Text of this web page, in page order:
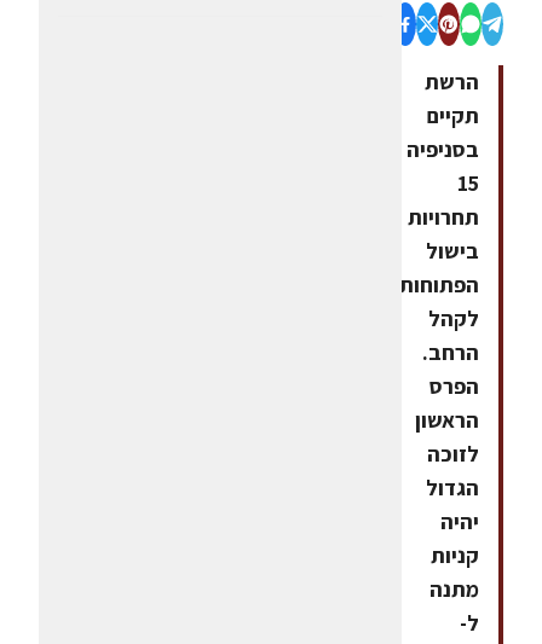
הרשת
תקיים
בסניפיה
15
תחרויות
בישול
הפתוחות
לקהל
הרחב.
הפרס
הראשון
לזוכה
הגדול
יהיה
קניות
מתנה
ל-